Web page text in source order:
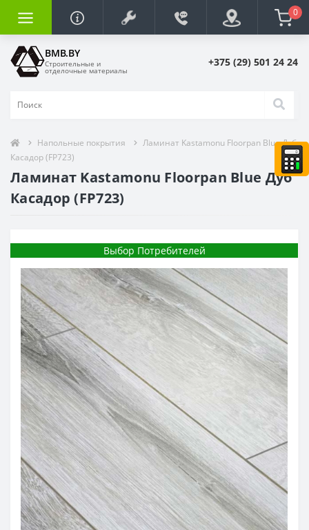
0
BMB.BY
Строительные и
отделочные материалы
+375 (29) 501 24 24
Напольные покрытия
Ламинат Kastamonu Floorpan Blue Дуб
Касадор (FP723)
Ламинат Kastamonu Floorpan Blue Дуб
Касадор (FP723)
Выбор Потребителей